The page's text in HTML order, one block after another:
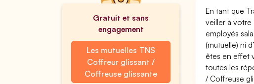
Gratuit et sans
engagement
Les mutuelles TNS
Coffreur glissant /
Coffreuse glissante
En tant que
veiller à
employés
(mutuelle) ni
êtes en effet
toutes les
/ Coffreuse